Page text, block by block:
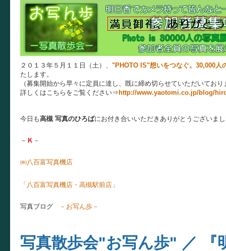
２０１３年５月１１日（土）、 "PHOTO IS"想いをつなぐ。30,000人
たします。
（募集開始から早々に定員に達し、既に締め切らせていただいており
詳しくはこちらをご覧ください⇒http://www.yaotomi.co.jp/blog/
今日も高槻 写真のひろばにお付き合いいただきありがとうございま
－ Ｋ －
㈱八百富写真機店
「八百富写真機店・高槻駅前店」
写真ブログ －お写ん歩－
写真散歩会"お写ん歩" ／ 『